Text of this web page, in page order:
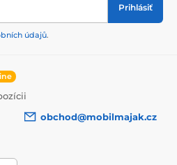
Prihlásiť
údajů.
obchod@mobilmajak.cz